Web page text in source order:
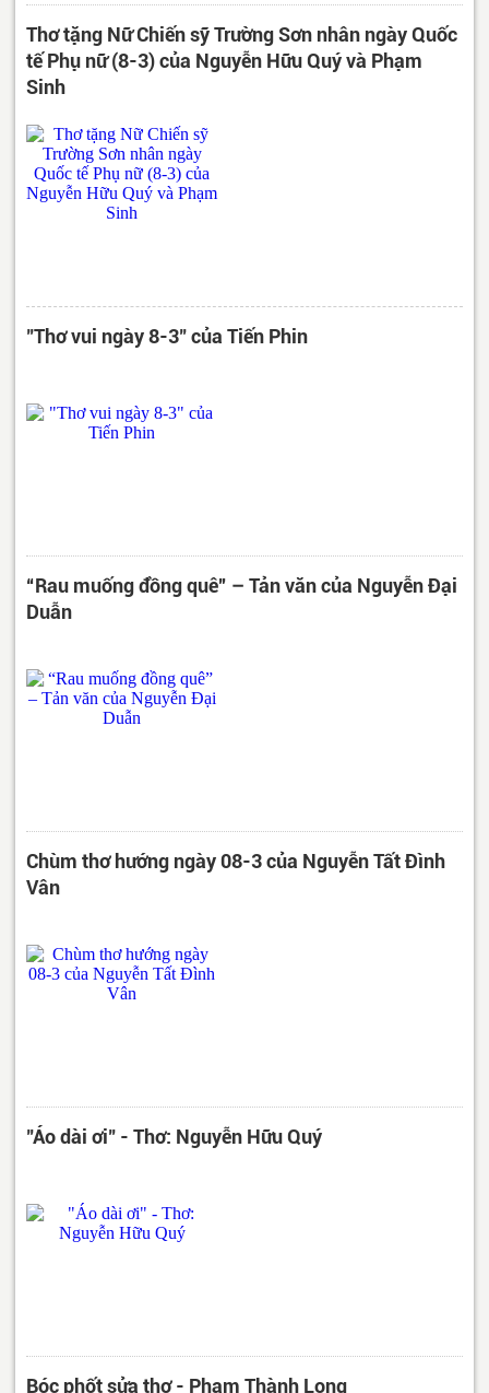
Thơ tặng Nữ Chiến sỹ Trường Sơn nhân ngày Quốc
tế Phụ nữ (8-3) của Nguyễn Hữu Quý và Phạm
Sinh
"Thơ vui ngày 8-3" của Tiến Phin
“Rau muống đồng quê” – Tản văn của Nguyễn Đại
Duẫn
Chùm thơ hướng ngày 08-3 của Nguyễn Tất Đình
Vân
"Áo dài ơi" - Thơ: Nguyễn Hữu Quý
Bóc phốt sửa thơ - Phạm Thành Long